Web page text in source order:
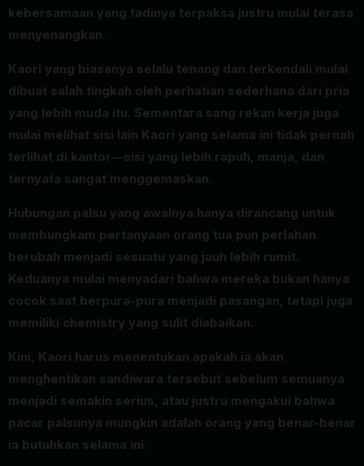
kebersamaan yang tadinya terpaksa justru mulai terasa
menyenangkan.
Kaori yang biasanya selalu tenang dan terkendali mulai
dibuat salah tingkah oleh perhatian sederhana dari pria
yang lebih muda itu. Sementara sang rekan kerja juga
mulai melihat sisi lain Kaori yang selama ini tidak pernah
terlihat di kantor—sisi yang lebih rapuh, manja, dan
ternyata sangat menggemaskan.
Hubungan palsu yang awalnya hanya dirancang untuk
membungkam pertanyaan orang tua pun perlahan
berubah menjadi sesuatu yang jauh lebih rumit.
Keduanya mulai menyadari bahwa mereka bukan hanya
cocok saat berpura-pura menjadi pasangan, tetapi juga
memiliki chemistry yang sulit diabaikan.
Kini, Kaori harus menentukan apakah ia akan
menghentikan sandiwara tersebut sebelum semuanya
menjadi semakin serius, atau justru mengakui bahwa
pacar palsunya mungkin adalah orang yang benar-benar
ia butuhkan selama ini.